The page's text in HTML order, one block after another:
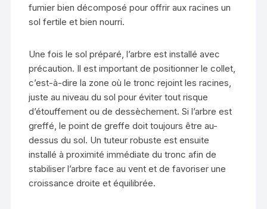
fumier bien décomposé pour offrir aux racines un
sol fertile et bien nourri.
Une fois le sol préparé, l’arbre est installé avec
précaution. Il est important de positionner le collet,
c’est-à-dire la zone où le tronc rejoint les racines,
juste au niveau du sol pour éviter tout risque
d’étouffement ou de dessèchement. Si l’arbre est
greffé, le point de greffe doit toujours être au-
dessus du sol. Un tuteur robuste est ensuite
installé à proximité immédiate du tronc afin de
stabiliser l’arbre face au vent et de favoriser une
croissance droite et équilibrée.